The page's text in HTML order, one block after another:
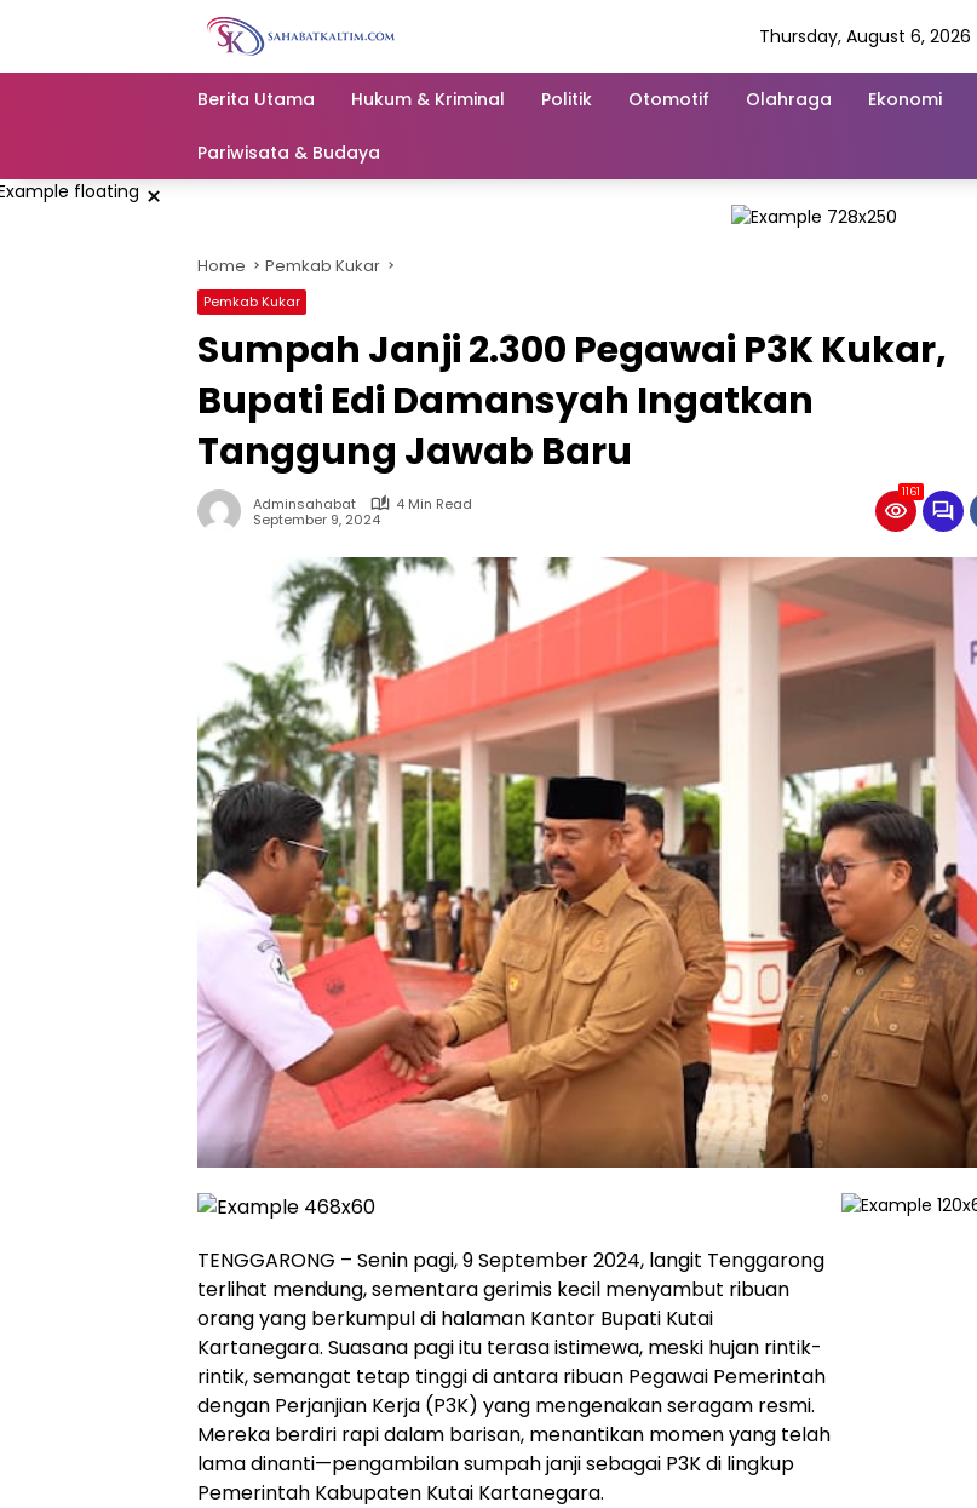
Thursday, August 6, 2026
Berita Utama Hukum & Kriminal Politik Otomotif Olahraga Ekonomi
Pariwisata & Budaya
×
Home Pemkab Kukar
Pemkab Kukar
Sumpah Janji 2.300 Pegawai P3K Kukar,
Bupati Edi Damansyah Ingatkan
Tanggung Jawab Baru
Adminsahabat
4 Min Read
September 9, 2024
1161
TENGGARONG – Senin pagi, 9 September 2024, langit Tenggarong
terlihat mendung, sementara gerimis kecil menyambut ribuan
orang yang berkumpul di halaman Kantor Bupati Kutai
Kartanegara. Suasana pagi itu terasa istimewa, meski hujan rintik-
rintik, semangat tetap tinggi di antara ribuan Pegawai Pemerintah
dengan Perjanjian Kerja (P3K) yang mengenakan seragam resmi.
Mereka berdiri rapi dalam barisan, menantikan momen yang telah
lama dinanti—pengambilan sumpah janji sebagai P3K di lingkup
Pemerintah Kabupaten Kutai Kartanegara.